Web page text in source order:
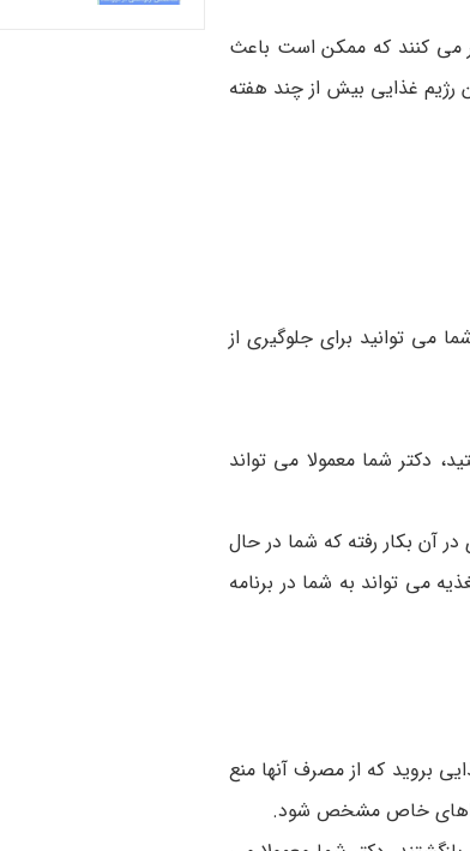
می کنند که ممکن است باعث
رژیم غذایی بیش از چند هفته
می توانید برای جلوگیری از
دکتر شما معمولا می تواند
آن بکار رفته که شما در حال
می تواند به شما در برنامه
بروید که از مصرف آنها منع
غذاهای خاص مشخص شود.